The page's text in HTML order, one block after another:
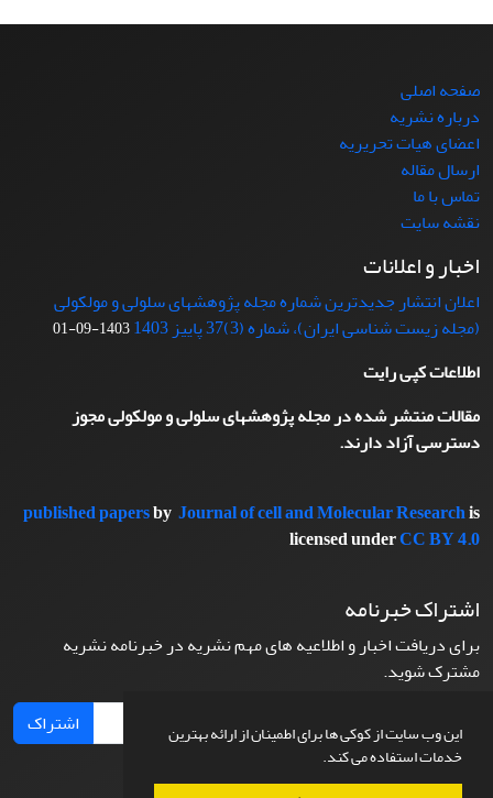
این وب سایت از کوکی ها برای اطمینان از ارائه بهترین
خدمات استفاده می کند.
صفحه اصلی
درباره نشریه
اعضای هیات تحریریه
ارسال مقاله
تماس با ما
نقشه سایت
اخبار و اعلانات
اعلان انتشار جدیدترین شماره مجله پژوهشهای سلولی و مولکولی
(مجله زیست شناسی ایران)، شماره (3)37 پاییز 1403
1403-09-01
اطلاعات کپی رایت
مقالات منتشر شده در مجله پژوهشهای سلولی و مولکولی مجوز
دسترسی آزاد دارند.
published papersby Journal of cell and Molecular Researchis
licensed underCC BY 4.0
اشتراک خبرنامه
برای دریافت اخبار و اطلاعیه های مهم نشریه در خبرنامه نشریه
مشترک شوید.
اشتراک